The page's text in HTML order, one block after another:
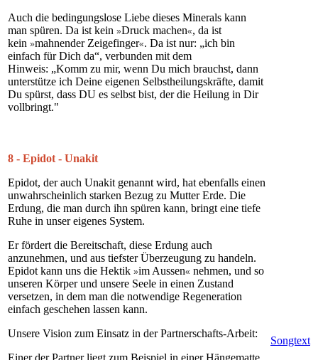
Auch die bedingungslose Liebe dieses Minerals kann
man spüren. Da ist kein »Druck machen«, da ist
kein »mahnender Zeigefinger«. Da ist nur: „ich bin
einfach für Dich da“, verbunden mit dem
Hinweis: „Komm zu mir, wenn Du mich brauchst, dann
unterstütze ich Deine eigenen Selbstheilungskräfte, damit
Du spürst, dass DU es selbst bist, der die Heilung in Dir
vollbringt."
8 - Epidot - Unakit
Epidot, der auch Unakit genannt wird, hat ebenfalls einen
unwahrscheinlich starken Bezug zu Mutter Erde. Die
Erdung, die man durch ihn spüren kann, bringt eine tiefe
Ruhe in unser eigenes System.
Er fördert die Bereitschaft, diese Erdung auch
anzunehmen, und aus tiefster Überzeugung zu handeln.
Epidot kann uns die Hektik »im Aussen« nehmen, und so
unseren Körper und unsere Seele in einen Zustand
versetzen, in dem man die notwendige Regeneration
einfach geschehen lassen kann.
Unsere Vision zum Einsatz in der Partnerschafts-Arbeit:
Einer der Partner liegt zum Beispiel in einer Hängematte.
Songtext